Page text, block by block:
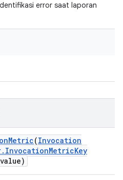
error saat laporan
Metric(Invocation
. InvocationMetricKey